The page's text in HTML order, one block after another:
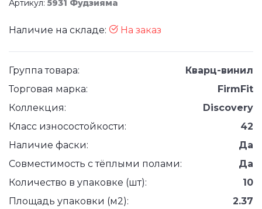
Артикул: 5931 Фудзияма
Наличие на складе: На заказ
Группа товара:
Кварц-винил
Торговая марка:
FirmFit
Коллекция:
Discovery
Класс износостойкости:
42
Наличие фаски:
Да
Совместимость с тёплыми полами:
Да
Количество в упаковке (шт):
10
Площадь упаковки (м2):
2.37